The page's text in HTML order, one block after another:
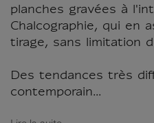
planches gravées à
Chalcographie, qui en
tirage, sans limitation
Des tendances très
contemporain...